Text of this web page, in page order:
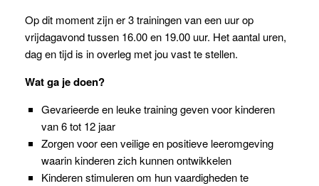
Op dit moment zijn er 3 trainingen van een uur op
vrijdagavond tussen 16.00 en 19.00 uur. Het aantal uren,
dag en tijd is in overleg met jou vast te stellen.
Wat ga je doen?
Gevarieerde en leuke training geven voor kinderen
van 6 tot 12 jaar
Zorgen voor een veilige en positieve leeromgeving
waarin kinderen zich kunnen ontwikkelen
Kinderen stimuleren om hun vaardigheden te